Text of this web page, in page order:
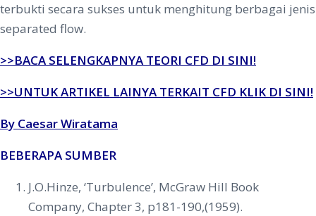
terbukti secara sukses untuk menghitung berbagai jenis
separated flow.
>>BACA SELENGKAPNYA TEORI CFD DI SINI!
>>UNTUK ARTIKEL LAINYA TERKAIT CFD KLIK DI SINI!
By Caesar Wiratama
BEBERAPA SUMBER
J.O.Hinze, ‘Turbulence’, McGraw Hill Book
Company, Chapter 3, p181-190,(1959).